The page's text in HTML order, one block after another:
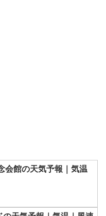
会館の天気予報｜気温